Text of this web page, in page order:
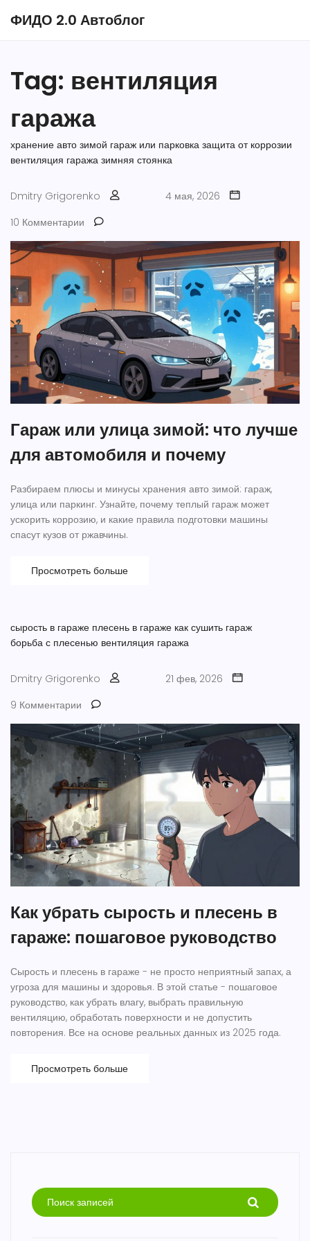
ФИДО 2.0 Автоблог
Tag: вентиляция
гаража
хранение авто зимой гараж или парковка защита от коррозии
вентиляция гаража зимняя стоянка
Dmitry Grigorenko
4 мая, 2026
10 Комментарии
Гараж или улица зимой: что лучше
для автомобиля и почему
Разбираем плюсы и минусы хранения авто зимой: гараж,
улица или паркинг. Узнайте, почему теплый гараж может
ускорить коррозию, и какие правила подготовки машины
спасут кузов от ржавчины.
Просмотреть больше
сырость в гараже плесень в гараже как сушить гараж
борьба с плесенью вентиляция гаража
Dmitry Grigorenko
21 фев, 2026
9 Комментарии
Как убрать сырость и плесень в
гараже: пошаговое руководство
Сырость и плесень в гараже - не просто неприятный запах, а
угроза для машины и здоровья. В этой статье - пошаговое
руководство, как убрать влагу, выбрать правильную
вентиляцию, обработать поверхности и не допустить
повторения. Все на основе реальных данных из 2025 года.
Просмотреть больше